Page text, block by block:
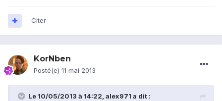
Citer
KorNben
Posté(e) 11 mai 2013
Le 10/05/2013 à 14:22, alex971 a dit :